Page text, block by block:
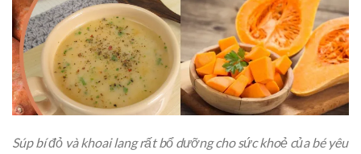
Súp bí đỏ và khoai lang rất bổ dưỡng cho sức khoẻ của bé yêu